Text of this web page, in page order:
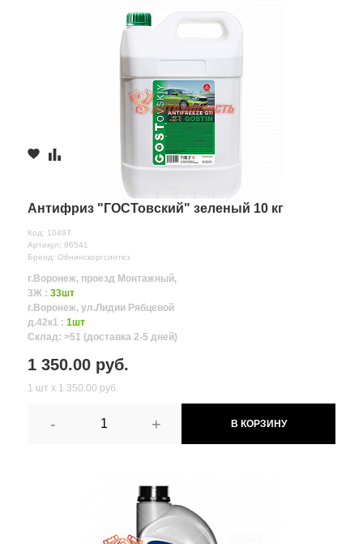
Антифриз "ГОСТовский" зеленый 10 кг
Код: 10497
Артикул: 96541
Бренд: Обнинскоргсинтез
г.Воронеж, проезд Монтажный,
3Ж : 33шт
г.Воронеж, ул.Лидии Рябцевой
д.42к1 : 1шт
Склад: >51 (доставка 2-5 дней)
1 350.00 руб.
1 шт х 1 350.00 руб.
- + В КОРЗИНУ